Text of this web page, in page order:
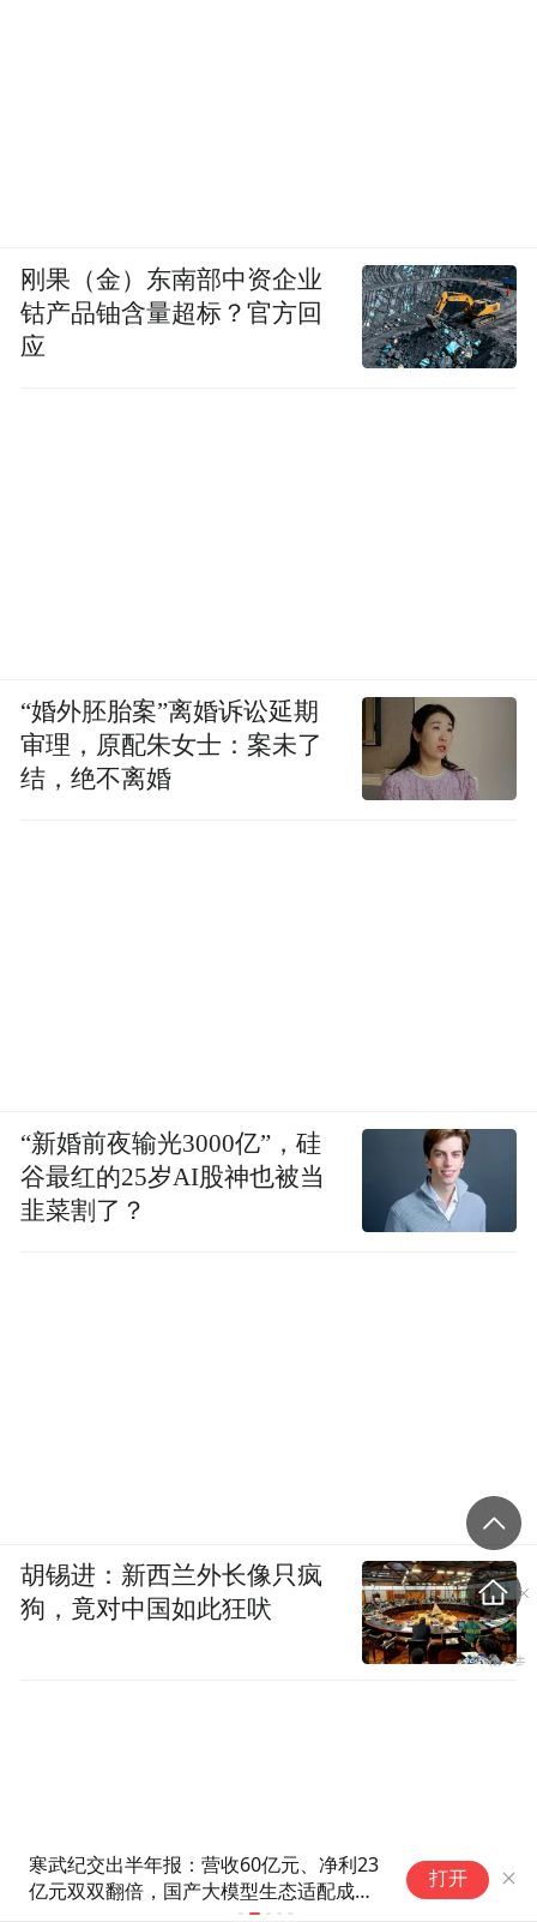
寒武纪交出半年报：营收60亿元、净利23
亿元双双翻倍，国产大模型生态适配成新
安徽省天然
接受纪律审
打开
刚果（金）东南部中资企业
钴产品铀含量超标？官方回
应
“婚外胚胎案”离婚诉讼延期
审理，原配朱女士：案未了
结，绝不离婚
“新婚前夜输光3000亿”，硅
谷最红的25岁AI股神也被当
韭菜割了？
胡锡进：新西兰外长像只疯
狗，竟对中国如此狂吠